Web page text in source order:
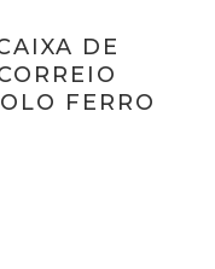
DE
FERRO